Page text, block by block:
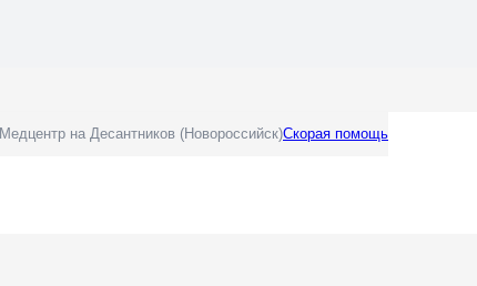
Медцентр на Десантников (Новороссийск)Скорая помощь